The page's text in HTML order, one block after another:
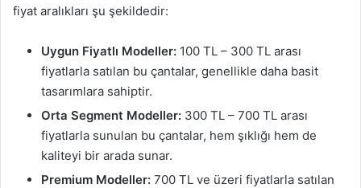
fiyat aralıkları şu şekildedir:
Uygun Fiyatlı Modeller: 100 TL – 300 TL arası
fiyatlarla satılan bu çantalar, genellikle daha basit
tasarımlara sahiptir.
Orta Segment Modeller: 300 TL – 700 TL arası
fiyatlarla sunulan bu çantalar, hem şıklığı hem de
kaliteyi bir arada sunar.
Premium Modeller: 700 TL ve üzeri fiyatlarla satılan